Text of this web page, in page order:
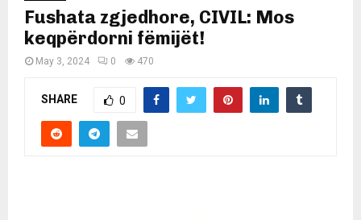
Fushata zgjedhore, CIVIL: Mos
keqpërdorni fëmijët!
May 3, 2024 0 470
SHARE 0